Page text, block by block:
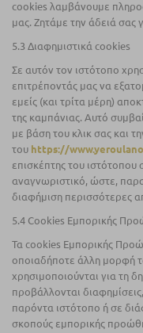
cookies λαμβάνουμε
μας. Ζητάμε την άδειά σας
5.3 Διαφημιστικά cookies
Σε αυτόν τον ιστότοπο
επιτρέποντάς μας να
εμείς (και τρίτα μέρη)
της καμπάνιας. Αυτό
με βάση του κλικ σας και
του https://
επισκέπτης του
αναγνωριστικό, ώστε,
διαφήμιση περισσότερες
5.4 Cookies Εμπορικής
Τα cookies Εμπορικής
οποιαδήποτε άλλη μορφή
χρησιμοποιούνται για τη
προβάλλονται
παρόντα ιστότοπο ή σε
σκοπούς εμπορικής